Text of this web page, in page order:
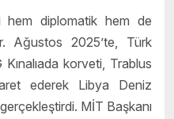
hem diplomatik hem de
Ağustos 2025’te, Türk
korveti, Trablus
ederek Libya Deniz
MİT Başkanı